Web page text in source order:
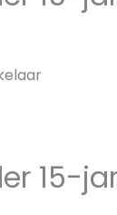
15-